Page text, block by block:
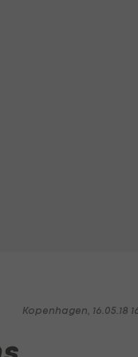
Kopenhagen, 16.05.18